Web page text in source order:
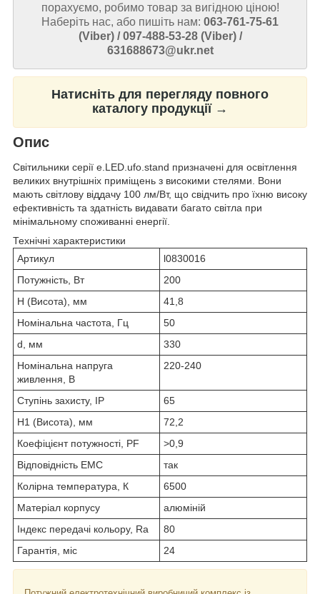
порахуємо, робимо товар за вигідною ціною!
Наберіть нас, або пишіть нам: 063-761-75-61
(Viber) / 097-488-53-28 (Viber) /
631688673@ukr.net
Натисніть для перегляду повного
каталогу продукції →
Опис
Світильники серії e.LED.ufo.stand призначені для освітлення
великих внутрішніх приміщень з високими стелями. Вони
мають світлову віддачу 100 лм/Вт, що свідчить про їхню високу
ефективність та здатність видавати багато світла при
мінімальному споживанні енергії.
Технічні характеристики
Артикул
l0830016
Потужність, Вт
200
H (Висота), мм
41,8
Номінальна частота, Гц
50
d, мм
330
Номінальна напруга
живлення, В
220-240
Ступінь захисту, IP
65
H1 (Висота), мм
72,2
Коефіцієнт потужності, PF
>0,9
Відповідність ЕМС
так
Колірна температура, К
6500
Матеріал корпусу
алюміній
Індекс передачі кольору, Ra
80
Гарантія, міс
24